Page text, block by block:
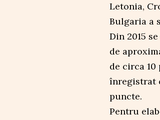
Letonia,
Bulgaria a
Din 2015
de
de circa
înregistrat
puncte.
Pentru